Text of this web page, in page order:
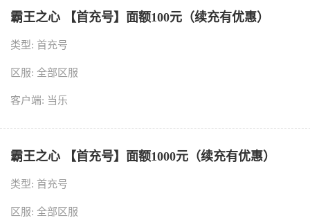
霸王之心 【首充号】面额100元（续充有优惠）
类型: 首充号
区服: 全部区服
客户端: 当乐
霸王之心 【首充号】面额1000元（续充有优惠）
类型: 首充号
区服: 全部区服